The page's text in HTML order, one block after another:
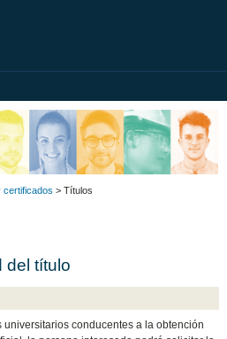
certificados > Títulos
del título
conducentes a la obtención